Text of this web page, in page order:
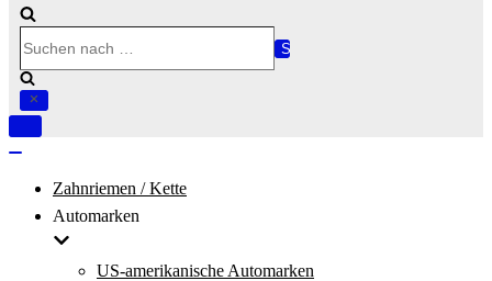
nach …
Navigation
Zahnriemen / Kette
Automarken
US-amerikanische Automarken